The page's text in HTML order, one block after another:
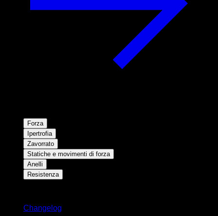
Forza
Ipertrofia
Zavorrato
Statiche e movimenti di forza
Anelli
Resistenza
Changelog